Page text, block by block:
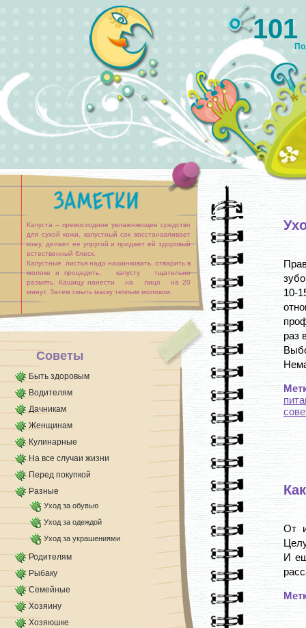
Капуста – превосходное увлажняющее средство
для сухой кожи, капустный сок восстанавливает
кожу, делает ее упругой и придает ей здоровый
естественный блеск.
Капустные листья надо нашинковать, отварить в
молоке и процедить, капусту тщательно
размять. Кашицу нанести на лицо на 20
минут. Затем смыть маску теплым молоком.
Советы
Быть здоровым
Водителям
Дачникам
Женщинам
Кулинарные
На все случаи жизни
Перед покупкой
Разные
Уход за обувью
Уход за одеждой
Уход за украшениями
Родителям
Рыбаку
Семейные
Хозяину
Хозяюшке
10-
раз
От
И